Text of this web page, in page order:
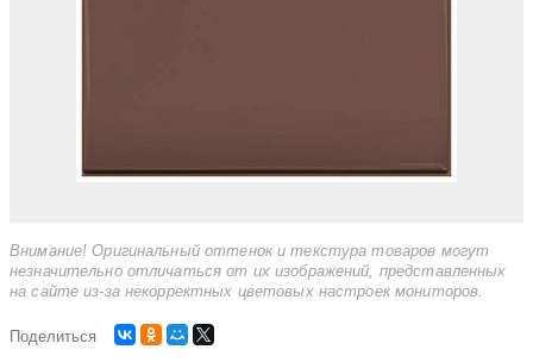
Внимание! Оригинальный оттенок и текстура товаров могут
незначительно отличаться от их изображений, представленных
на сайте из-за некорректных цветовых настроек мониторов.
Поделиться